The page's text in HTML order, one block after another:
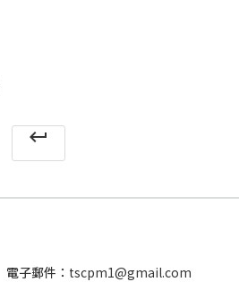
keyboard_return
電子郵件： tscpm1@gmail.com